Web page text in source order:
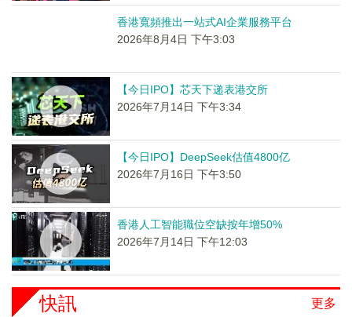
香港寬頻推出一站式AI企業服務平台
2026年8月4日 下午3:03
【今日IPO】芯天下递表港交所
2026年7月14日 下午3:34
【今日IPO】DeepSeek估值4800亿
2026年7月16日 下午3:50
香港人工智能職位空缺按年增50%
2026年7月14日 下午12:03
更多
快訊